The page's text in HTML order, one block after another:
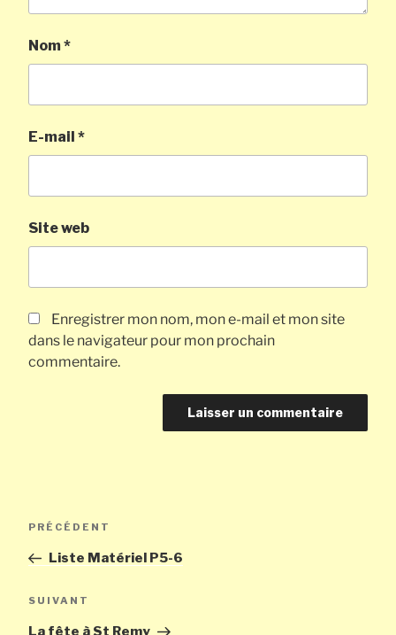
Nom*
E-mail *
Site web
Enregistrer mon nom, mon e-mail et mon site
dans le navigateur pour mon prochain
commentaire.
l’article
Article
PRÉCÉDENT
Liste Matériel P5-6
Article
SUIVANT
La fête à St Remy